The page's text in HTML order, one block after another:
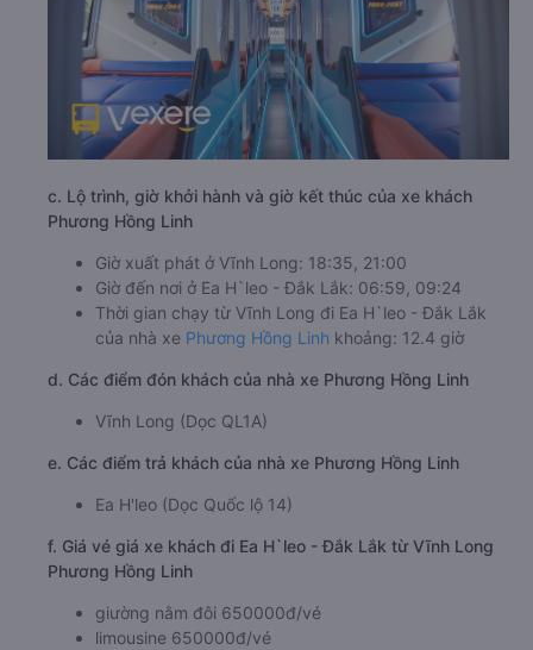
c. Lộ trình, giờ khởi hành và giờ kết thúc của xe khách
Phương Hồng Linh
Giờ xuất phát ở Vĩnh Long: 18:35, 21:00
Giờ đến nơi ở Ea H`leo - Đắk Lắk: 06:59, 09:24
Thời gian chạy từ Vĩnh Long đi Ea H`leo - Đắk Lắk
của nhà xe Phương Hồng Linh khoảng: 12.4 giờ
d. Các điểm đón khách của nhà xe Phương Hồng Linh
Vĩnh Long (Dọc QL1A)
e. Các điểm trả khách của nhà xe Phương Hồng Linh
Ea H'leo (Dọc Quốc lộ 14)
f. Giá vé giá xe khách đi Ea H`leo - Đắk Lắk từ Vĩnh Long
Phương Hồng Linh
giường nằm đôi 650000đ/vé
limousine 650000đ/vé